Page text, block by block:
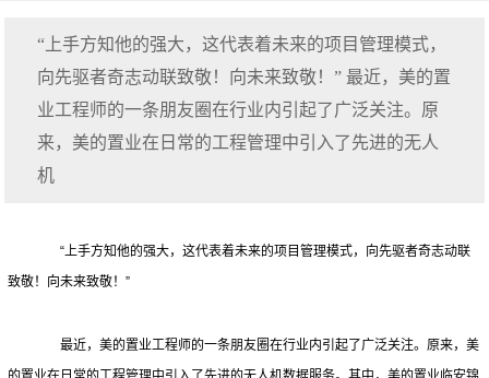
“上手方知他的强大，这代表着未来的项目管理模式，
向先驱者奇志动联致敬！向未来致敬！” 最近，美的置
业工程师的一条朋友圈在行业内引起了广泛关注。原
来，美的置业在日常的工程管理中引入了先进的无人
机
“上手方知他的强大，这代表着未来的项目管理模式，向先驱者奇志动联
致敬！向未来致敬！”
最近，美的置业工程师的一条朋友圈在行业内引起了广泛关注。原来，美